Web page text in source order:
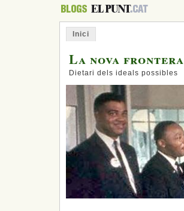
Inici
La nova frontera
Dietari dels ideals possibles